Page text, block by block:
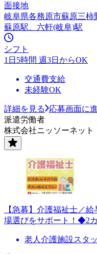
面接地
岐阜県各務原市蘇原三柿
蘇原駅、六軒(岐阜)駅
シフト
1日5時間 週3日からOK
交通費支給
未経験OK
詳細を見る
応募画面に
派遣労働者
株式会社ニッソーネッ
【急募】介護福祉士／
場選びをサポート！◆2
老人介護施設スタ